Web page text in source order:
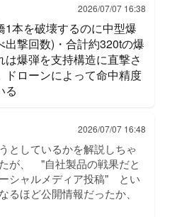
2026/07/07 16:38
1本を破壊するのに中型爆
撃回数)・合計約320tの爆
爆弾を支持構造に直撃さ
ドローンによって命中精度
る
2026/07/07 16:48
としているかを解説しちゃ
が、 "自社製品の戦果だと
シャルメディア投稿" とい
るほど公開情報だったか、